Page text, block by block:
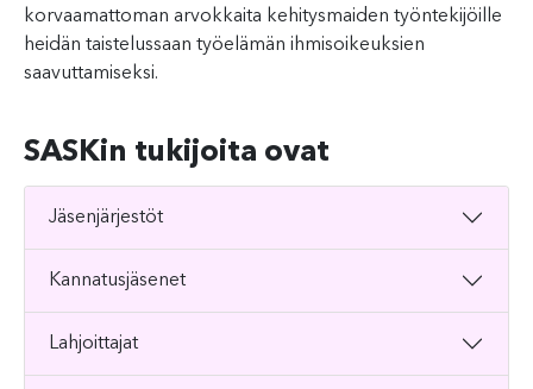
korvaamattoman arvokkaita kehitysmaiden työntekijöille
heidän taistelussaan työelämän ihmisoikeuksien
saavuttamiseksi.
SASKin tukijoita ovat
Jäsenjärjestöt
Kannatusjäsenet
Lahjoittajat